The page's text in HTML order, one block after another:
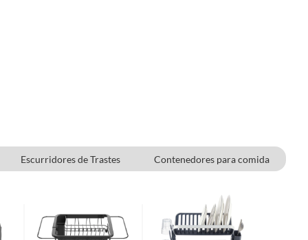
Escurridores de Trastes
Contenedores para comida